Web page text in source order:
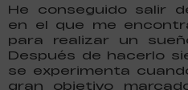
He conseguido salir
en el que me
para realizar un
Después de hacerlo
se experimenta
gran objetivo